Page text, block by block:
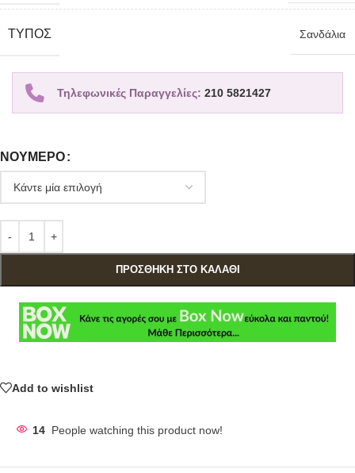
TΎΠΟΣ Σανδάλια
Τηλεφωνικές Παραγγελίες: 210 5821427
ΝΟΎΜΕΡΟ
ΠΡΟΣΘΉΚΗ ΣΤΟ ΚΑΛΆΘΙ
Add to wishlist
14 People watching this product now!